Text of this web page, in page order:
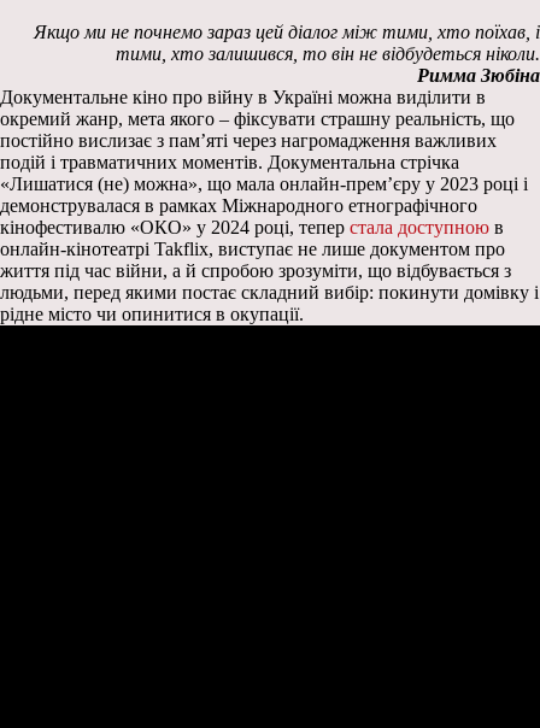
Якщо ми не почнемо зараз цей діалог між тими, хто поїхав, і
тими, хто залишився, то він не відбудеться ніколи.
Римма Зюбіна
Документальне кіно про війну в Україні можна виділити в
окремий жанр, мета якого – фіксувати страшну реальність, що
постійно вислизає з пам’яті через нагромадження важливих
подій і травматичних моментів. Документальна стрічка
«Лишатися (не) можна», що мала онлайн-прем’єру у 2023 році і
демонструвалася в рамках Міжнародного етнографічного
кінофестивалю «ОКО» у 2024 році, тепер стала доступною в
онлайн-кінотеатрі Takflix, виступає не лише документом про
життя під час війни, а й спробою зрозуміти, що відбувається з
людьми, перед якими постає складний вибір: покинути домівку і
рідне місто чи опинитися в окупації.